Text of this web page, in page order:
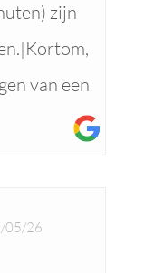
zijn
van een
05/26